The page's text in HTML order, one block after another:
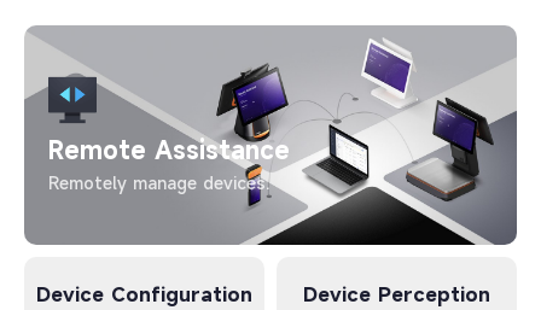
Remote Assistance
Remotely manage devices.
Device Configuration Device Perception